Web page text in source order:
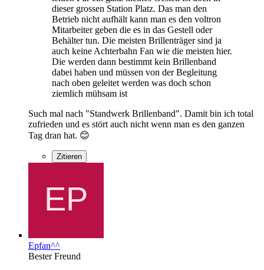
dieser grossen Station Platz. Das man den
Betrieb nicht aufhält kann man es den voltron
Mitarbeiter geben die es in das Gestell oder
Behälter tun. Die meisten Brillenträger sind ja
auch keine Achterbahn Fan wie die meisten hier.
Die werden dann bestimmt kein Brillenband
dabei haben und müssen von der Begleitung
nach oben geleitet werden was doch schon
ziemlich mühsam ist
Such mal nach "Standwerk Brillenband". Damit bin ich total
zufrieden und es stört auch nicht wenn man es den ganzen
Tag dran hat. 😊
Zitieren
Epfan^^
Bester Freund